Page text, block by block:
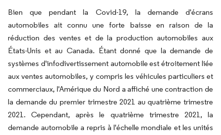
Bien que pendant la Covid-19, la demande d'écrans
automobiles ait connu une forte baisse en raison de la
réduction des ventes et de la production automobiles aux
États-Unis et au Canada. Étant donné que la demande de
systèmes d'infodivertissement automobile est étroitement liée
aux ventes automobiles, y compris les véhicules particuliers et
commerciaux, l'Amérique du Nord a affiché une contraction de
la demande du premier trimestre 2021 au quatrième trimestre
2021. Cependant, après le quatrième trimestre 2021, la
demande automobile a repris à l'échelle mondiale et les unités